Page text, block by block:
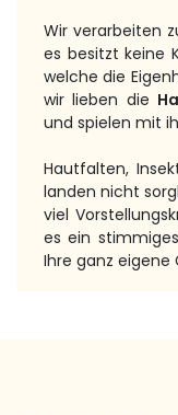
Wir verarbeiten
es besitzt keine
welche die
wir lieben die
und spielen mit
Hautfalten,
landen nicht
viel
es ein
Ihre ganz eigene